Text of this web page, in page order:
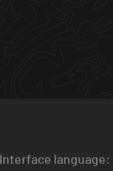
Interface language: